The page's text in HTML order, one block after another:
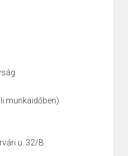
munkaidőben)
u. 32/B.